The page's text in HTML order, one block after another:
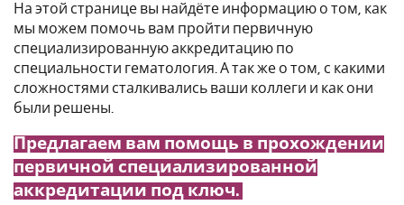
На этой странице вы найдёте информацию о том, как
мы можем помочь вам пройти первичную
специализированную аккредитацию по
специальности гематология. А так же о том, с какими
сложностями сталкивались ваши коллеги и как они
были решены.
Предлагаем вам помощь в прохождении
первичной специализированной
аккредитации под ключ.